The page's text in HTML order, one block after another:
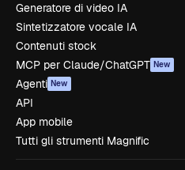
Generatore di video IA
Sintetizzatore vocale IA
Contenuti stock
MCP per Claude/ChatGPT New
Agenti New
API
App mobile
Tutti gli strumenti Magnific